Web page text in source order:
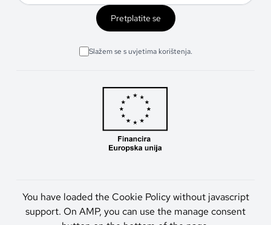
Pretplatite se
Slažem se s uvjetima korištenja.
You have loaded the Cookie Policy without javascript
support. On AMP, you can use the manage consent